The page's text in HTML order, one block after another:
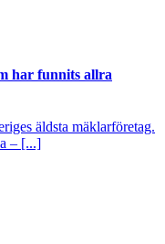
har funnits allra
äldsta mäklarföretag.
– [...]